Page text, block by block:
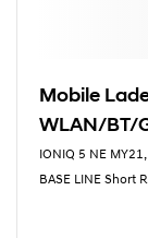
Mobile
WLAN/BT/
IONIQ 5 NE
BASE LINE Short